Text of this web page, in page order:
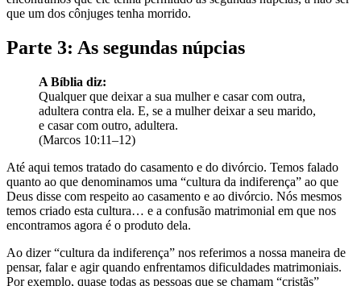
que um dos cônjuges tenha morrido.
Parte 3: As segundas núpcias
A Bíblia diz:
Qualquer que deixar a sua mulher e casar com outra,
adultera contra ela. E, se a mulher deixar a seu marido,
e casar com outro, adultera.
(Marcos 10:11–12)
Até aqui temos tratado do casamento e do divórcio. Temos falado
quanto ao que denominamos uma “cultura da indiferença” ao que
Deus disse com respeito ao casamento e ao divórcio. Nós mesmos
temos criado esta cultura… e a confusão matrimonial em que nos
encontramos agora é o produto dela.
Ao dizer “cultura da indiferença” nos referimos a nossa maneira de
pensar, falar e agir quando enfrentamos dificuldades matrimoniais.
Por exemplo, quase todas as pessoas que se chamam “cristãs”